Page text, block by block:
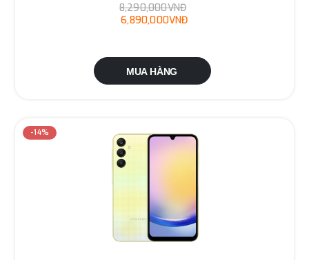
8,290,000VNĐ
6,890,000VNĐ
MUA HÀNG
-14%